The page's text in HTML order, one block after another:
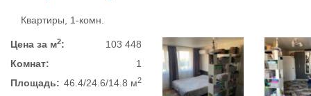
Квартиры, 1-комн.
Цена за м2:
103 448
Комнат:
1
Площадь: 46.4/24.6/14.8 м2